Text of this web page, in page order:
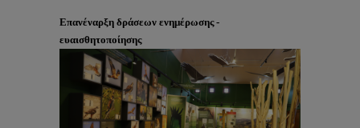
Επανέναρξη δράσεων ενημέρωσης -
ευαισθητοποίησης